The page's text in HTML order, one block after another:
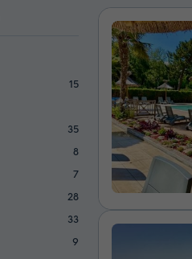
15
35
8
7
28
33
9